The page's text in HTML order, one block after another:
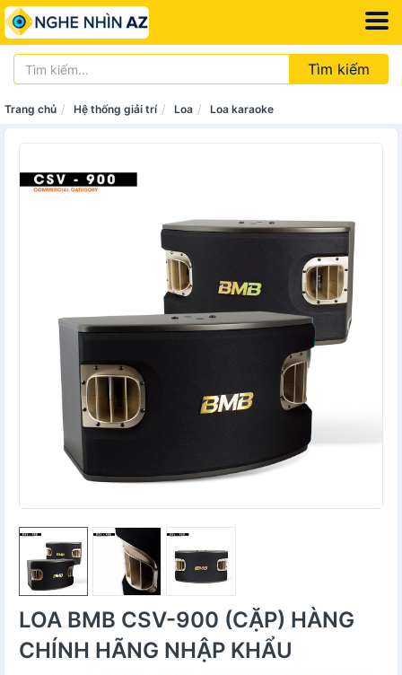
Tìm kiếm
Trang chủ Hệ thống giải trí Loa Loa karaoke
LOA BMB CSV-900 (CẶP) HÀNG
CHÍNH HÃNG NHẬP KHẨU